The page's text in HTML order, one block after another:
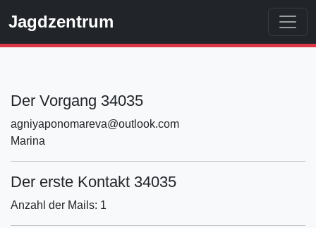
Jagdzentrum
Der Vorgang 34035
agniyaponomareva@outlook.com
Marina
Der erste Kontakt 34035
Anzahl der Mails: 1